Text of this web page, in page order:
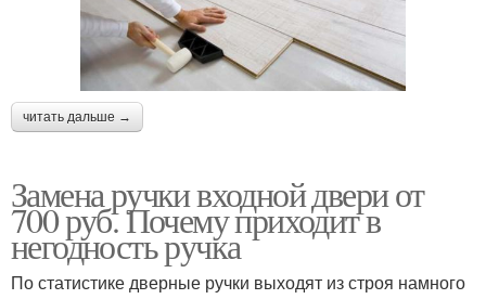
читать дальше →
Замена ручки входной двери от
700 руб. Почему приходит в
негодность ручка
По статистике дверные ручки выходят из строя намного